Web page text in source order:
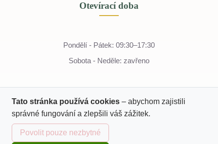
Otevírací doba
Pondělí - Pátek: 09:30–17:30
Sobota - Neděle: zavřeno
Tato stránka používá cookies – abychom zajistili
správné fungování a zlepšili váš zážitek.
Povolit pouze nezbytné